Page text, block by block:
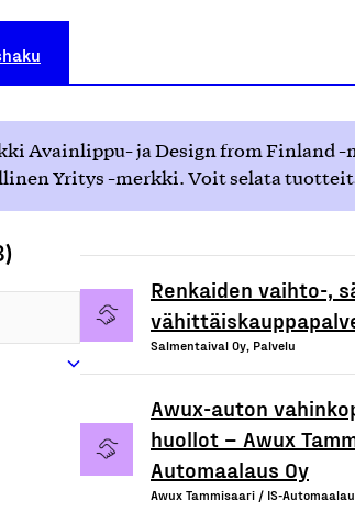
Avainlippu- ja Design from Finland
Yritys -merkki. Voit selata
Renkaiden vaihto-,
Salmentaival Oy, Palvelu
Awux-auton
huollot – Awux
Automaalaus Oy
Awux Tammisaari / IS-